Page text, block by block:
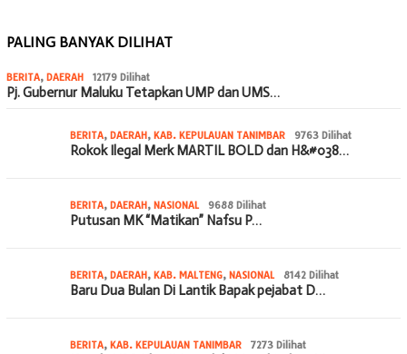
PALING BANYAK DILIHAT
BERITA, DAERAH 12179 Dilihat
Pj. Gubernur Maluku Tetapkan UMP dan UMS…
BERITA, DAERAH, KAB. KEPULAUAN TANIMBAR 9763 Dilihat
Rokok Ilegal Merk MARTIL BOLD dan H&#038…
BERITA, DAERAH, NASIONAL 9688 Dilihat
Putusan MK “Matikan” Nafsu P…
BERITA, DAERAH, KAB. MALTENG, NASIONAL 8142 Dilihat
Baru Dua Bulan Di Lantik Bapak pejabat D…
BERITA, KAB. KEPULAUAN TANIMBAR 7273 Dilihat